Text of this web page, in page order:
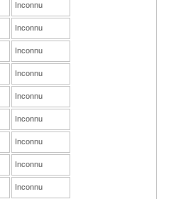
Inconnu
Inconnu
Inconnu
Inconnu
Inconnu
Inconnu
Inconnu
Inconnu
Inconnu